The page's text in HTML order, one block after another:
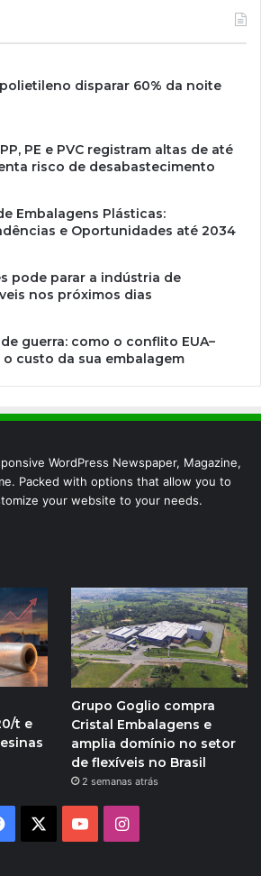
disparar 60% da noite
PE e PVC registram altas de até
risco de desabastecimento
Embalagens Plásticas:
e Oportunidades até 2034
pode parar a indústria de
nos próximos dias
guerra: como o conflito EUA–
o custo da sua embalagem
WordPress Newspaper, Magazine,
Packed with options that allow you to
your website to your needs.
t e
Grupo Goglio compra
Cristal Embalagens e
amplia domínio no setor
de flexíveis no Brasil
2 semanas atrás
Facebook YouTubeInstagram